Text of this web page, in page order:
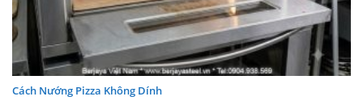
Cách Nướng Pizza Không Dính